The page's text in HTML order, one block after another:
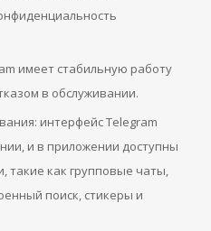
имеет стабильную работу
в обслуживании.
интерфейс Telegram
и в приложении доступны
такие как групповые чаты,
поиск, стикеры и